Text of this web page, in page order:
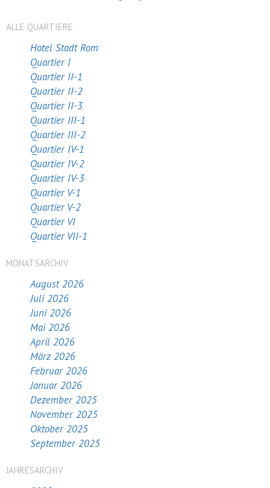
ALLE QUARTIERE
Hotel Stadt Rom
Quartier I
Quartier II-1
Quartier II-2
Quartier II-3
Quartier III-1
Quartier III-2
Quartier IV-1
Quartier IV-2
Quartier IV-3
Quartier V-1
Quartier V-2
Quartier VI
Quartier VII-1
MONATSARCHIV
August 2026
Juli 2026
Juni 2026
Mai 2026
April 2026
März 2026
Februar 2026
Januar 2026
Dezember 2025
November 2025
Oktober 2025
September 2025
JAHRESARCHIV